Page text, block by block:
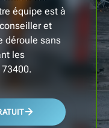
équipe est à
et
déroule sans
les